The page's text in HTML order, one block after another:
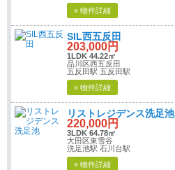
» 物件詳細
SIL西五反田
203,000円
1LDK 44.22㎡
品川区西五反田
五反田駅 五反田駅
» 物件詳細
リストレジデンス洗足池
220,000円
3LDK 64.78㎡
大田区東雪谷
洗足池駅 石川台駅
» 物件詳細